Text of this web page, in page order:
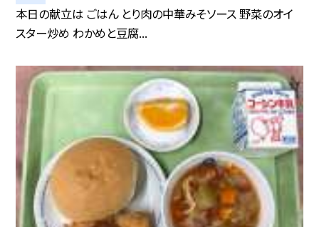
本日の献立は ごはん とり肉の中華みそソース 野菜のオイ
スター炒め わかめと豆腐...